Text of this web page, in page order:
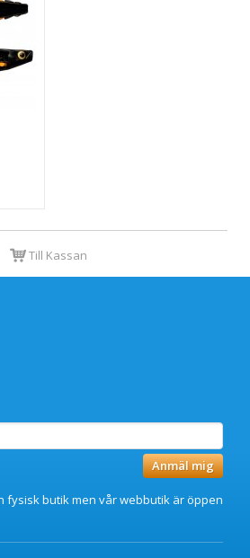
Till Kassan
Anmäl mig
fysisk butik men vår webbutik är öppen